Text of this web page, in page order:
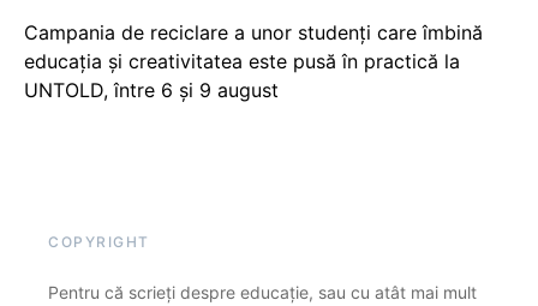
Campania de reciclare a unor studenți care îmbină
educația și creativitatea este pusă în practică la
UNTOLD, între 6 și 9 august
COPYRIGHT
Pentru că scrieți despre educație, sau cu atât mai mult